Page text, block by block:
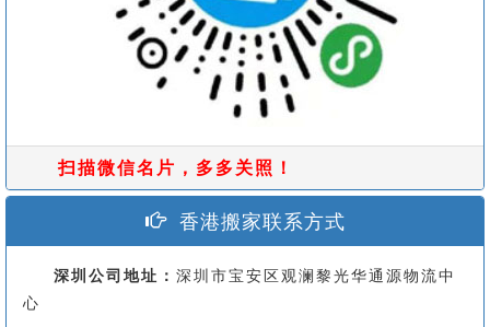
扫描微信名片，多多关照！
香港搬家联系方式
深圳公司地址： 深圳市宝安区观澜黎光华通源物流中
心